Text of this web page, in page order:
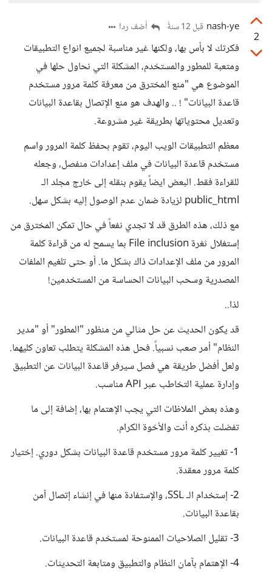
2
nash-ye قبل 12 سنةً أضف ردا
فكرتك لا بأس بها، ولكنها غير مناسبة لجميع انواع التطبيقات
ومتعبة للمطور والمستخدم، المشكلة التي نحاول حلها في
الموضوع هي "منع المخترق من معرفة كلمة مرور مستخدم
قاعدة البيانات" ! .. والهدف هو منع الإتصال بقاعدة البيانات
وتعديل محتوياتها بطريقة غير مشروعة.
معظم التطبيقات الويب اليوم، تقوم بحفظ كلمة المرور واسم
مستخدم قاعدة البيانات في ملف إعدادات منفصل، وجعله
للقراءة فقط. البعض ايضاً يقوم بنقله إلى خارج مجلد الـ
public_html لزيادة ضمان عدم الوصول إليه بشكل سهل.
مع ذلك، هذه الطرق قد لا تجدي نفعاً في حال تمكن المخترق من
إستغلال ثغرة File inclusion بما يسمح له من قراءة كلمة
المرور من ملف الإعدادات ذاك بشكل ما. أو حتى تلغيم الملفات
المصدرية وسحب البيانات الحساسة من المستخدمين!
لذا..
قد يكون الحديث عن حل مثالي من منظور "المطور" أو "مدير
النظام" أمر صعب نسبياً. فحل هذه المشكلة يتطلب تعاون كليهما.
ولعل أفضل طريقة هي فصل سيرفر قاعدة البيانات عن التطبيق
وإدارة عملية التخاطب عبر API مناسب.
وهذه بعض الملاظات التي يجب الإهتمام بها، إضافة إلى ما
تفضلت بذكره أنت والأخوة الكرام.
1- تغيير كلمة مرور مستخدم قاعدة البيانات بشكل دوري. إختيار
كلمة مرور معقدة.
2- إستخدام الـ SSL، والإستفادة منها في إنشاء إتصال آمن
بقاعدة البيانات.
3- تقليل الصلاحيات الممنوحة لمستخدم قاعدة البيانات.
4- الإهتمام بآمان النظام والتطبيق ومتابعة التحديثات.